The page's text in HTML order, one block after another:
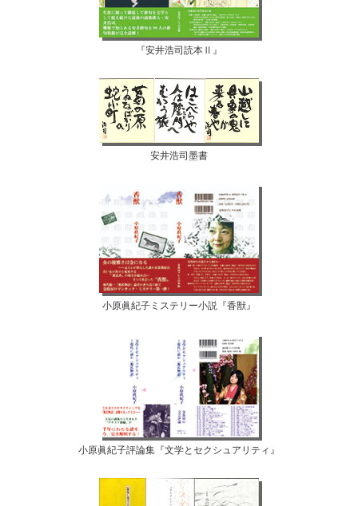
『安井浩司読本Ⅱ』
安井浩司墨書
小原眞紀子ミステリー小説『香獣』
小原眞紀子評論集『文学とセクシュアリティ』